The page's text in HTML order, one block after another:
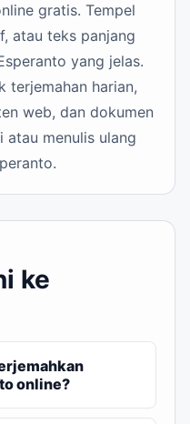
gratis. Tempel
atau teks panjang
yang jelas.
terjemahan harian,
web, dan dokumen
atau menulis ulang
ke
online?